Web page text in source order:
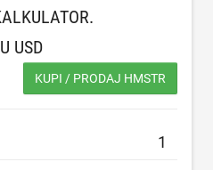
USD
KUPI / PRODAJ HMSTR